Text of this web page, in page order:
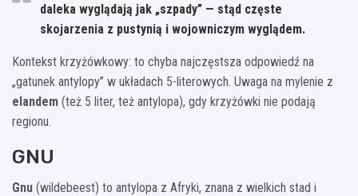
daleka wyglądają jak „szpady” — stąd częste
skojarzenia z pustynią i wojowniczym wyglądem.
Kontekst krzyżówkowy: to chyba najczęstsza odpowiedź na
„gatunek antylopy” w układach 5-literowych. Uwaga na mylenie z
elandem (też 5 liter, też antylopa), gdy krzyżówki nie podają
regionu.
GNU
Gnu (wildebeest) to antylopa z Afryki, znana z wielkich stad i